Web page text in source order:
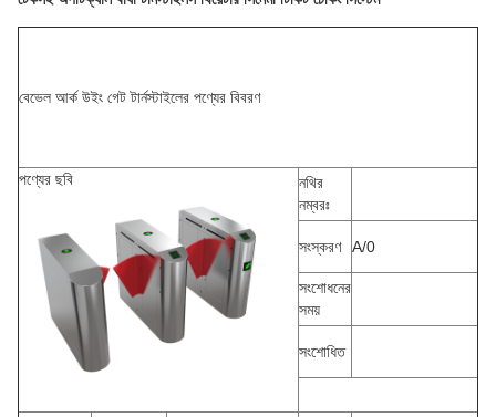
বেভেল আর্ক উইং গেট টার্নস্টাইলের পণ্যের বিবরণ
পণ্যের ছবি
নথির
নম্বরঃ
সংস্করণ A/0
সংশোধনের
সময়
সংশোধিত